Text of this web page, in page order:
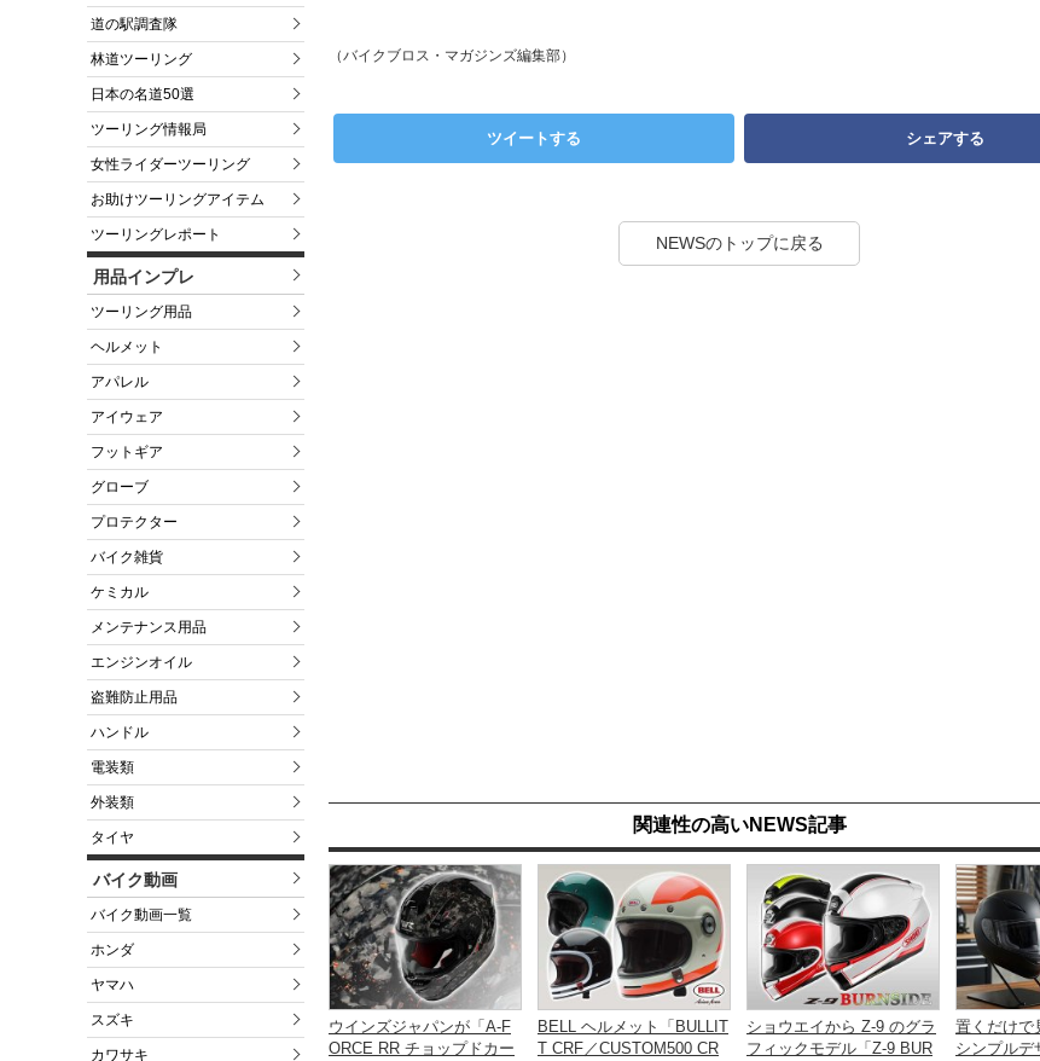
道の駅調査隊
林道ツーリング
日本の名道50選
ツーリング情報局
女性ライダーツーリング
お助けツーリングアイテム
ツーリングレポート
用品インプレ
ツーリング用品
ヘルメット
アパレル
アイウェア
フットギア
グローブ
プロテクター
バイク雑貨
ケミカル
メンテナンス用品
エンジンオイル
盗難防止用品
ハンドル
電装類
外装類
タイヤ
バイク動画
バイク動画一覧
ホンダ
ヤマハ
スズキ
カワサキ
（バイクブロス・マガジンズ編集部）
ツイートする シェアする
NEWSのトップに戻る
関連性の高いNEWS記事
ウインズジャパンが「A-F
ORCE RR チョップドカー
BELL ヘルメット「BULLIT
T CRF／CUSTOM500 CR
ショウエイから Z-9 のグラ
フィックモデル「Z-9 BUR
置くだけで
シンプルデ